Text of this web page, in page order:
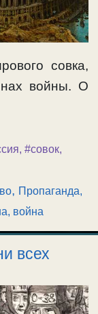
совка,
войны. О
, #совок,
, Пропаганда,
война
всех